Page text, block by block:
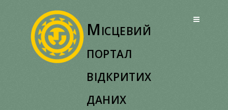
Місцевий
портал
відкритих
даних